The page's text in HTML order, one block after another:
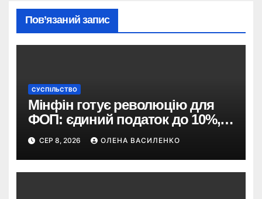
Пов’язаний запис
СУСПІЛЬСТВО
Мінфін готує революцію для
ФОП: єдиний податок до 10%,
ПДВ з 2028 року та перегляд 2-ї
групи
СЕР 8, 2026 ОЛЕНА ВАСИЛЕНКО